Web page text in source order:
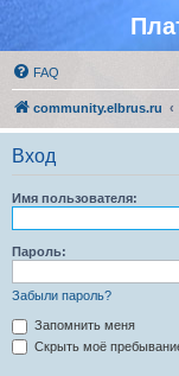
FAQ
community.elbrus.ru
Вход
Имя пользователя:
Пароль:
Забыли пароль?
Запомнить меня
Скрыть моё